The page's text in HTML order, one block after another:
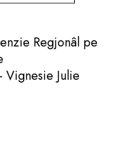
Regjonâl pe
Vignesie Julie